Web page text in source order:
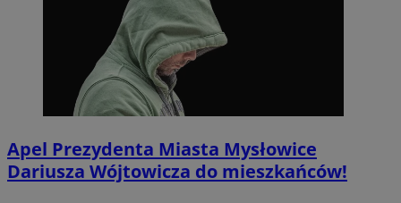
Apel Prezydenta Miasta Mysłowice
Dariusza Wójtowicza do mieszkańców!